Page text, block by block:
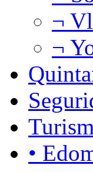
¬
¬
•